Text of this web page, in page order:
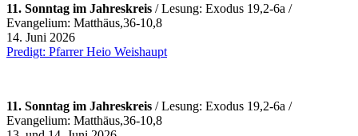
11. Sonntag im Jahreskreis / Lesung: Exodus 19,2-6a /
Evangelium: Matthäus,36-10,8
14. Juni 2026
Predigt: Pfarrer Heio Weishaupt
11. Sonntag im Jahreskreis / Lesung: Exodus 19,2-6a /
Evangelium: Matthäus,36-10,8